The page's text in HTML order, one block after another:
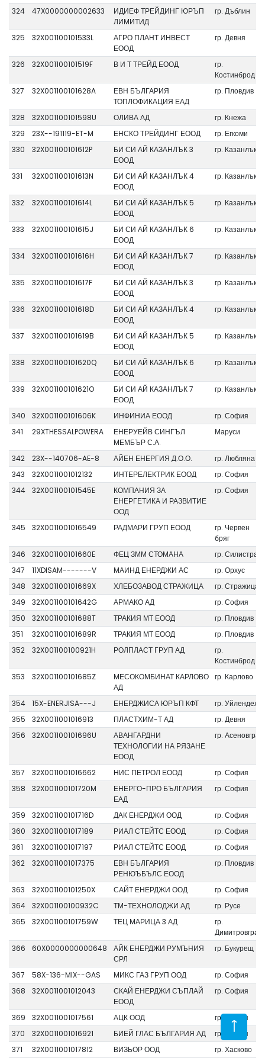
324
47X0000000002633
ИДИЕФ ТРЕЙДИНГ ЮРЪП
ЛИМИТИД
гр. Дъблин
325 32X001100101533L
АГРО ПЛАНТ ИНВЕСТ
ЕООД
гр. Девня
326 32X001100101519F В И Т ТРЕЙД ЕООД
гр.
Костинброд
327
32X001100101628A
ЕВН БЪЛГАРИЯ
ТОПЛОФИКАЦИЯ ЕАД
гр. Пловдив
328 32X001100101598U ОЛИВА АД
гр. Кнежа
329
23X--191119-ET-M ЕНСКО ТРЕЙДИНГ ЕООД
гр. Егкоми
330
32X001100101612P
БИ СИ АЙ КАЗАНЛЪК 3
ЕООД
гр. Казанлък
331 32X001100101613N
БИ СИ АЙ КАЗАНЛЪК 4
ЕООД
гр. Казанлък
332 32X001100101614L
БИ СИ АЙ КАЗАНЛЪК 5
ЕООД
гр. Казанлък
333 32X001100101615J
БИ СИ АЙ КАЗАНЛЪК 6
ЕООД
гр. Казанлък
334 32X001100101616H
БИ СИ АЙ КАЗАНЛЪК 7
ЕООД
гр. Казанлък
335 32X001100101617F
БИ СИ АЙ КАЗАНЛЪК 3
ЕООД
гр. Казанлък
336 32X001100101618D
БИ СИ АЙ КАЗАНЛЪК 4
ЕООД
гр. Казанлък
337 32X001100101619B
БИ СИ АЙ КАЗАНЛЪК 5
ЕООД
гр. Казанлък
338 32X001100101620Q
БИ СИ АЙ КАЗАНЛЪК 6
ЕООД
гр. Казанлък
339 32X001100101621O
БИ СИ АЙ КАЗАНЛЪК 7
ЕООД
гр. Казанлък
340 32X001100101606K ИНФИНИА ЕООД
гр. София
341
29XTHESSALPOWERA
ЕНЕРУЕЙВ СИНГЪЛ
МЕМБЪР С.А.
Маруси
342 23X--140706-AE-8 АЙЕН ЕНЕРГИЯ Д.О.О.
гр. Любляна
343
32X0011001012132 ИНТЕРЕЛЕКТРИК ЕООД
гр. София
344
32X001100101545E
КОМПАНИЯ ЗА
ЕНЕРГЕТИКА И РАЗВИТИЕ
ООД
гр. София
345 32X0011001016549 РАДМАРИ ГРУП ЕООД
гр. Червен
бряг
346
32X001100101660E ФЕЦ ЗММ СТОМАНА
гр. Силистра
347
11XDISAM-------V МАИНД ЕНЕРДЖИ АС
гр. Орхус
348
32X001100101669X ХЛЕБОЗАВОД СТРАЖИЦА
гр. Стражица
349
32X001100101642G АРМАКО АД
гр. София
350
32X001100101688T ТРАКИЯ МТ ЕООД
гр. Пловдив
351
32X001100101689R ТРАКИЯ МТ ЕООД
гр. Пловдив
352
32X001100100921H РОЛПЛАСТ ГРУП АД
гр.
Костинброд
353
32X001100101685Z
МЕСОКОМБИНАТ КАРЛОВО
АД
гр. Карлово
354 15X-ENERJISA---J ЕНЕРДЖИСА ЮРЪП КФТ
гр. Уйлендел
355
32X0011001016913 ПЛАСТХИМ-Т АД
гр. Девня
356
32X001100101696U
АВАНГАРДНИ
ТЕХНОЛОГИИ НА РЯЗАНЕ
ЕООД
гр. Асеновград
357 32X0011001016662 НИС ПЕТРОЛ ЕООД
гр. София
358
32X001100101720M
ЕНЕРГО-ПРО БЪЛГАРИЯ
ЕАД
гр. София
359 32X001100101716D ДАК ЕНЕРДЖИ ООД
гр. София
360
32X0011001017189 РИАЛ СТЕЙТС ЕООД
гр. София
361
32X0011001017197 РИАЛ СТЕЙТС ЕООД
гр. София
362
32X0011001017375
ЕВН БЪЛГАРИЯ
РЕНЮЪБЪЛС ЕООД
гр. Пловдив
363 32X001100101250X САЙТ ЕНЕРДЖИ ООД
гр. София
364
32X001100100932C ТМ-ТЕХНОЛОДЖИ АД
гр. Русе
365
32X001100101759W ТЕЦ МАРИЦА 3 АД
гр.
Димитровград
366
60X0000000000648
АЙК ЕНЕРДЖИ РУМЪНИЯ
СРЛ
гр. Букурещ
367 58X-136-MIX--GAS МИКС ГАЗ ГРУП ООД
гр. София
368
32X0011001012043
СКАЙ ЕНЕРДЖИ СЪПЛАЙ
ЕООД
гр. София
369 32X0011001017561 АЦК ООД
гр. София
370
32X0011001016921 БИЕЙ ГЛАС БЪЛГАРИЯ АД
гр. София
371
32X0011001017812 ВИЗЬОР ООД гр. Хасково